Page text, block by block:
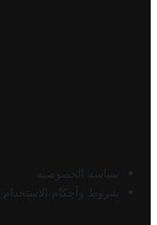
سياسة الخصوصية
شروط وأحكام الاستخدام